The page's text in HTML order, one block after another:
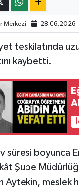
Merkezi 28.06.2026
teşkilatında
kaybetti.
süresi boyunca
Şube
Aytekin, meslek